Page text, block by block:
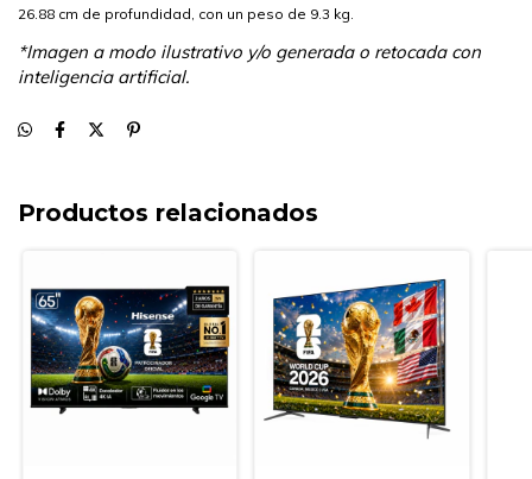
26.88 cm de profundidad, con un peso de 9.3 kg.
*Imagen a modo ilustrativo y/o generada o retocada con
inteligencia artificial.
Productos relacionados